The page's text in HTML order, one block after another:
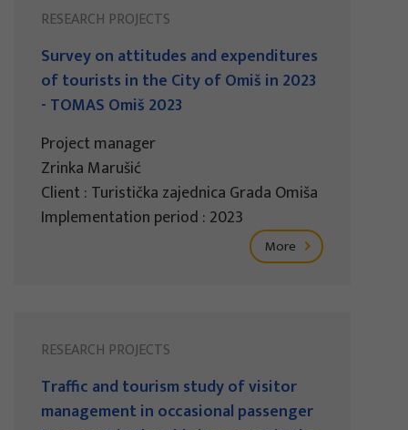
RESEARCH PROJECTS
Survey on attitudes and expenditures
of tourists in the City of Omiš in 2023
- TOMAS Omiš 2023
Project manager
Zrinka Marušić
Client : Turistička zajednica Grada Omiša
Implementation period : 2023
More
RESEARCH PROJECTS
Traffic and tourism study of visitor
management in occasional passenger